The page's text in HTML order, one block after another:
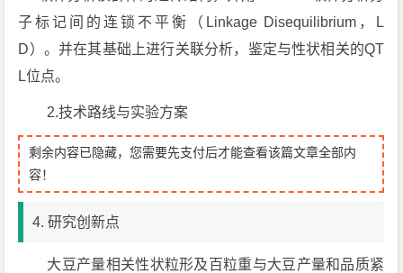
子标记间的连锁不平衡（Linkage Disequilibrium，L
D）。并在其基础上进行关联分析，鉴定与性状相关的QT
L位点。
2.技术路线与实验方案
剩余内容已隐藏，您需要先支付后才能查看该篇文章全部内
容！
4. 研究创新点
大豆产量相关性状粒形及百粒重与大豆产量和品质紧